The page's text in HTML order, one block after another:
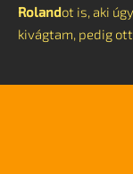
Rolandot is, aki
kivágtam, pedig